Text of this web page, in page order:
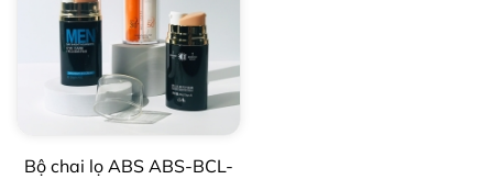
Bộ chai lọ ABS ABS-BCL-